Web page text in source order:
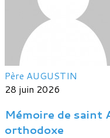
Père AUGUSTIN
28 juin 2026
Mémoire de saint
orthodoxe